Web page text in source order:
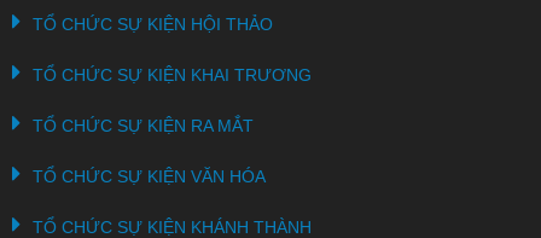
TỔ CHỨC SỰ KIỆN HỘI THẢO
TỔ CHỨC SỰ KIỆN KHAI TRƯƠNG
TỔ CHỨC SỰ KIỆN RA MẮT
TỔ CHỨC SỰ KIỆN VĂN HÓA
TỔ CHỨC SỰ KIỆN KHÁNH THÀNH